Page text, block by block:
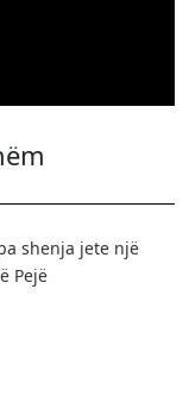
shenja jete një
Pejë